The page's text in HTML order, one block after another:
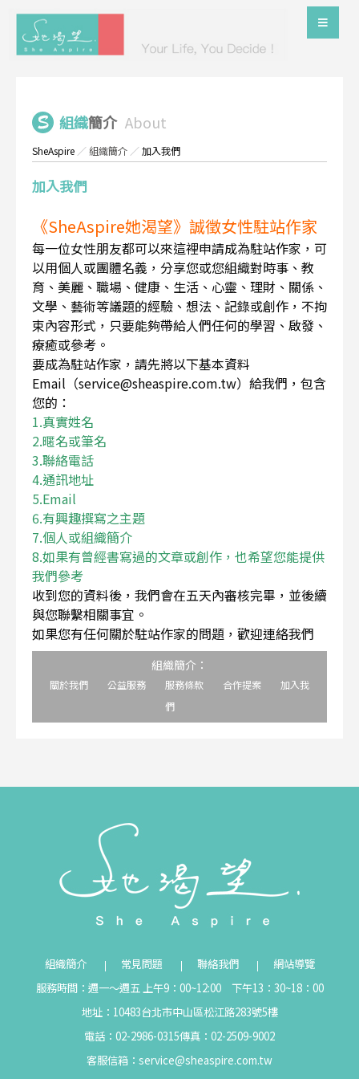
組織簡介 About
SheAspire ／組織簡介 ／加入我們
加入我們
《SheAspire她渴望》誠徵女性駐站作家
每一位女性朋友都可以來這裡申請成為駐站作家，可
以用個人或團體名義，分享您或您組織對時事、教
育、美麗、職場、健康、生活、心靈、理財、關係、
文學、藝術等議題的經驗、想法、記錄或創作，不拘
束內容形式，只要能夠帶給人們任何的學習、啟發、
療癒或參考。
要成為駐站作家，請先將以下基本資料
Email（service@sheaspire.com.tw）給我們，包含
您的：
1.真實姓名
2.暱名或筆名
3.聯絡電話
4.通訊地址
5.Email
6.有興趣撰寫之主題
7.個人或組織簡介
8.如果有曾經書寫過的文章或創作，也希望您能提供
我們參考
收到您的資料後，我們會在五天內審核完畢，並後續
與您聯繫相關事宜。
如果您有任何關於駐站作家的問題，歡迎連絡我們
組織簡介：
關於我們 公益服務 服務條款 合作提案
加入我
們
組織簡介 常見問題 聯絡我們
網站導覽
服務時間：週一～週五 上午9：00~12:00 下午13：30~18：00
地址：10483台北市中山區松江路283號5樓
電話：02-2986-0315傳真：02-2509-9002
客服信箱： service@sheaspire.com.tw